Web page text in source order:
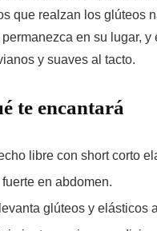
que realzan los glúteos
permanezca en su lugar,
y suaves al tacto.
te encantará
libre con short corto
en abdomen.
glúteos y elásticos